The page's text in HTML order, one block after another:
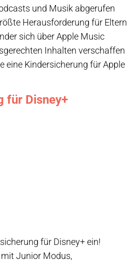
und Musik abgerufen
Herausforderung für Eltern
sich über Apple Music
Inhalten verschaffen
eine Kindersicherung für Apple
für Disney+
für Disney+ ein!
Junior Modus,